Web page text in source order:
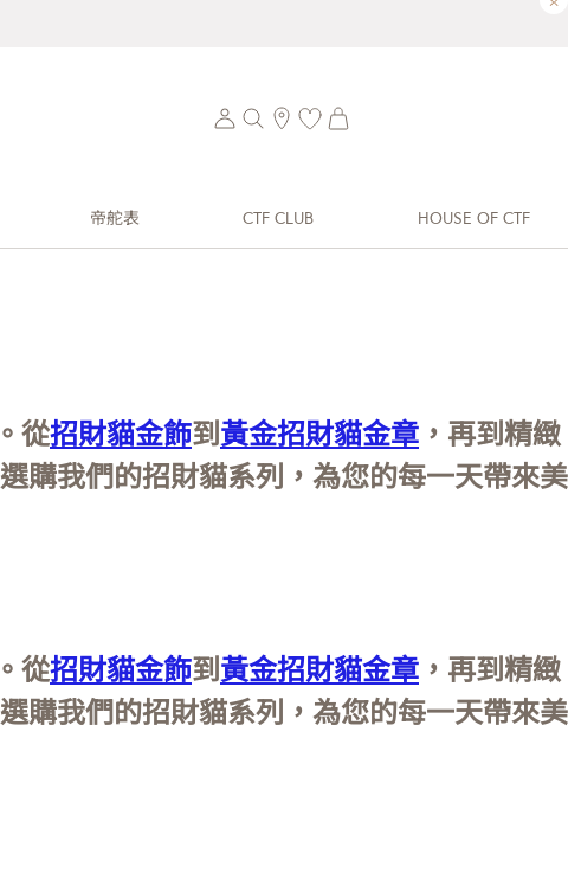
帝舵表 CTF CLUB HOUSE OF CTF
從招財貓金飾到黃金招財貓金章 ，再到精緻
購我們的招財貓系列，為您的每一天帶來美
從招財貓金飾到黃金招財貓金章 ，再到精緻
購我們的招財貓系列，為您的每一天帶來美